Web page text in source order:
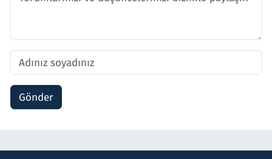
Gönder